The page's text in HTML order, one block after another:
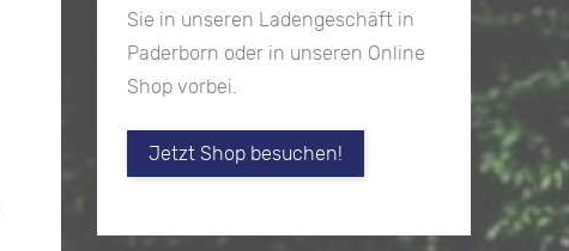
Sie in unseren Ladengeschäft in
Paderborn oder in unseren Online
Shop vorbei.
Jetzt Shop besuchen!